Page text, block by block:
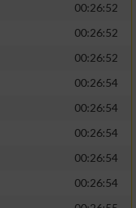
00:26:52
00:26:52
00:26:52
00:26:54
00:26:54
00:26:54
00:26:54
00:26:54